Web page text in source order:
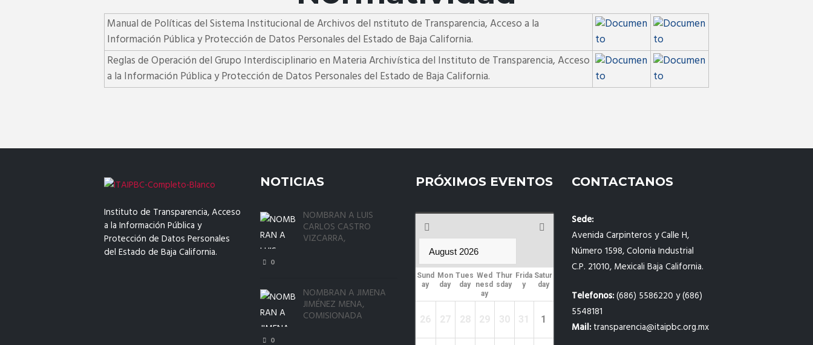
Manual de Políticas del Sistema Institucional de Archivos del nstituto de Transparencia, Acceso a la
Información Pública y Protección de Datos Personales del Estado de Baja California.
Reglas de Operación del Grupo Interdisciplinario en Materia Archivística del Instituto de Transparencia, Acceso
a la Información Pública y Protección de Datos Personales del Estado de Baja California.
Instituto de Transparencia, Acceso
a la Información Pública y
Protección de Datos Personales
del Estado de Baja California.
NOTICIAS
NOMBRAN A LUIS
CARLOS CASTRO
VIZCARRA,
0
NOMBRAN A JIMENA
JIMÉNEZ MENA,
COMISIONADA
0
PRÓXIMOS EVENTOS
Sund
ay
Mon
day
Tues
day
Wed
nesd
ay
Thur
sday
Frida
y
Satur
day
1
CONTACTANOS
Sede:
Avenida Carpinteros y Calle H,
Número 1598, Colonia Industrial
C.P. 21010, Mexicali Baja California.
Telefonos:(686) 5586220 y (686)
5548181
Mail:transparencia@itaipbc.org.mx